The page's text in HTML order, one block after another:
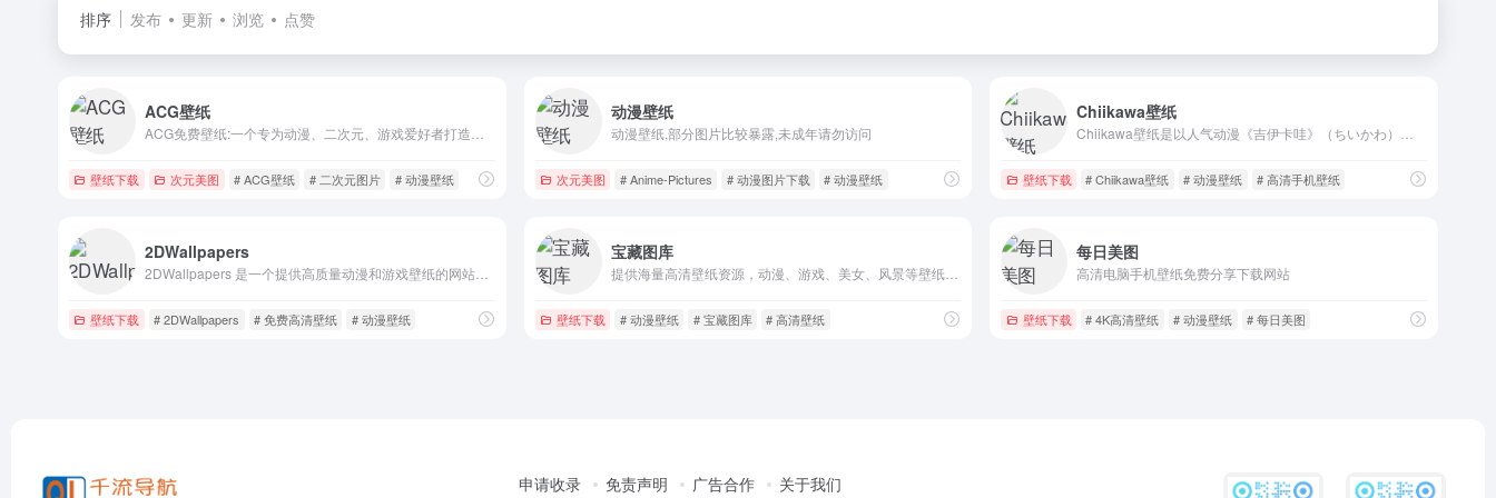
排序 发布 更新 浏览 点赞
ACG壁纸
壁纸下载 次元美图 # ACG壁纸 # 二次元图片 # 动漫壁纸
动漫壁纸
动漫壁纸,部分图片比较暴露,未成年请勿访问
次元美图 # Anime-Pictures # 动漫图片下载 # 动漫壁纸
Chiikawa壁纸
壁纸下载 # Chiikawa壁纸 # 动漫壁纸 # 高清手机壁纸
2DWallpapers
壁纸下载 # 2DWallpapers # 免费高清壁纸 # 动漫壁纸
宝藏图库
提供海量高清壁纸资源，动漫、游戏、美女、风景等壁纸类型
壁纸下载 # 动漫壁纸 # 宝藏图库 # 高清壁纸
每日美图
高清电脑手机壁纸免费分享下载网站
壁纸下载 # 4K高清壁纸 # 动漫壁纸 # 每日美图
申请收录 免责声明 广告合作 关于我们